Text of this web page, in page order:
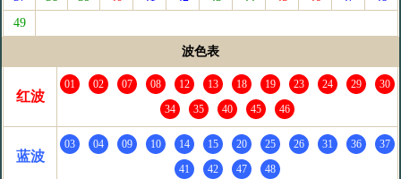
49
波色表
红波
01 02 07 08 12 13 18 19 23 24 29
30
34
35 40 45 46
蓝波
03 04 09 10 14 15 20 25 26 31 36
37
41
42 47 48